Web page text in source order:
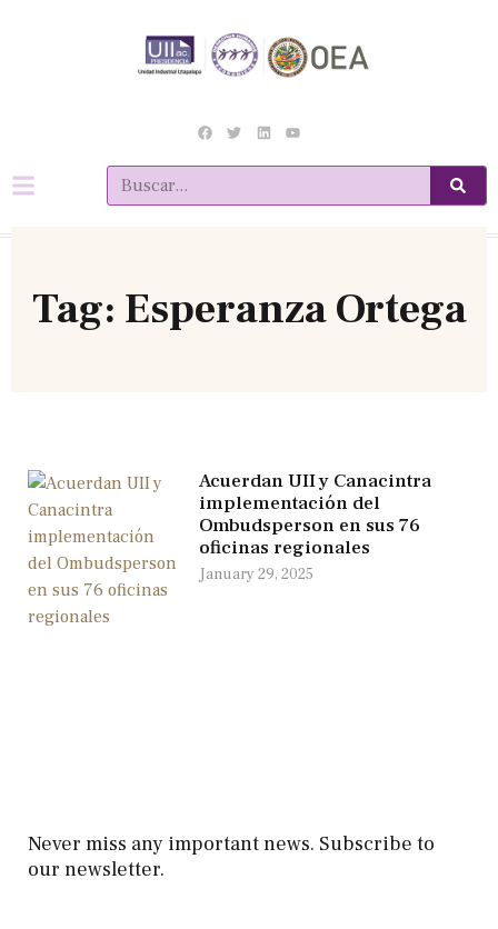
Tag: Esperanza Ortega
Acuerdan UII y Canacintra
implementación del
Ombudsperson en sus 76
oficinas regionales
January 29, 2025
Never miss any important news. Subscribe to
our newsletter.